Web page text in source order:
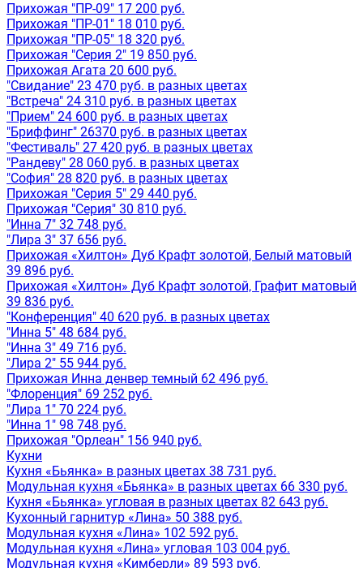
Прихожая "ПР-09" 17 200 руб.
Прихожая "ПР-01" 18 010 руб.
Прихожая "ПР-05" 18 320 руб.
Прихожая "Серия 2" 19 850 руб.
Прихожая Агата 20 600 руб.
"Свидание" 23 470 руб. в разных цветах
"Встреча" 24 310 руб. в разных цветах
"Прием" 24 600 руб. в разных цветах
"Бриффинг" 26370 руб. в разных цветах
"Фестиваль" 27 420 руб. в разных цветах
"Рандеву" 28 060 руб. в разных цветах
"София" 28 820 руб. в разных цветах
Прихожая "Серия 5" 29 440 руб.
Прихожая "Серия" 30 810 руб.
"Инна 7" 32 748 руб.
"Лира 3" 37 656 руб.
Прихожая «Хилтон» Дуб Крафт золотой, Белый матовый
39 896 руб.
Прихожая «Хилтон» Дуб Крафт золотой, Графит матовый
39 836 руб.
"Конференция" 40 620 руб. в разных цветах
"Инна 5" 48 684 руб.
"Инна 3" 49 716 руб.
"Лира 2" 55 944 руб.
Прихожая Инна денвер темный 62 496 руб.
"Флоренция" 69 252 руб.
"Лира 1" 70 224 руб.
"Инна 1" 98 748 руб.
Прихожая "Орлеан" 156 940 руб.
Кухни
Кухня «Бьянка» в разных цветах 38 731 руб.
Модульная кухня «Бьянка» в разных цветах 66 330 руб.
Кухня «Бьянка» угловая в разных цветах 82 643 руб.
Кухонный гарнитур «Лина» 50 388 руб.
Модульная кухня «Лина» 102 592 руб.
Модульная кухня «Лина» угловая 103 004 руб.
Модульная кухня «Кимберли» 89 593 руб.